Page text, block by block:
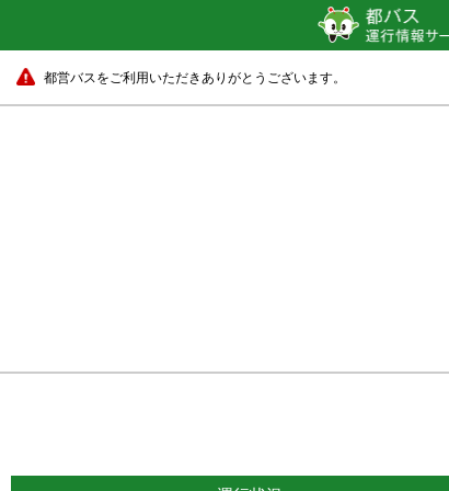
都営バスをご利用いただきありがとうございます。